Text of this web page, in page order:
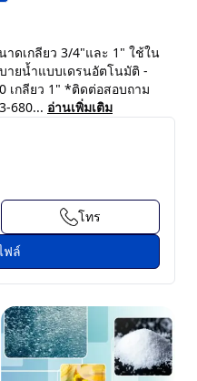
ดเกลียว 3/4"และ 1" ใช้ใน
ายน้ำแบบเดรนอัตโนมัติ -
เกลียว 1" *ติดต่อสอบถาม
680... อ่านเพิ่มเติม
โทร
ฟล์